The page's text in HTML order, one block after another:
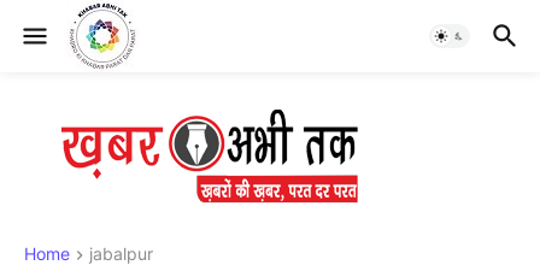
Home jabalpur